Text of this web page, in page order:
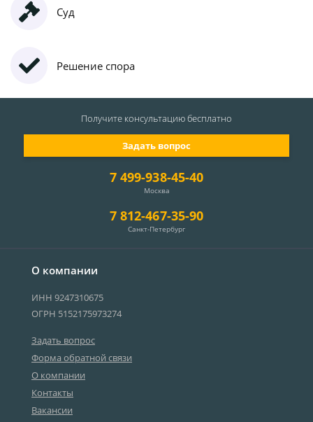
Суд
Решение спора
О компании
ИНН 9247310675
ОГРН 5152175973274
Задать вопрос
Форма обратной связи
О компании
Контакты
Вакансии
7 499-938-45-40
Москва
7 812-467-35-90
Санкт-Петербург
Задать вопрос
Получите консультациюбесплатно